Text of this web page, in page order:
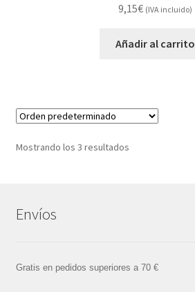
9,15€ (IVA incluido)
Añadir al carrito
Mostrando los 3 resultados
Envíos
Gratis en pedidos superiores a 70 €